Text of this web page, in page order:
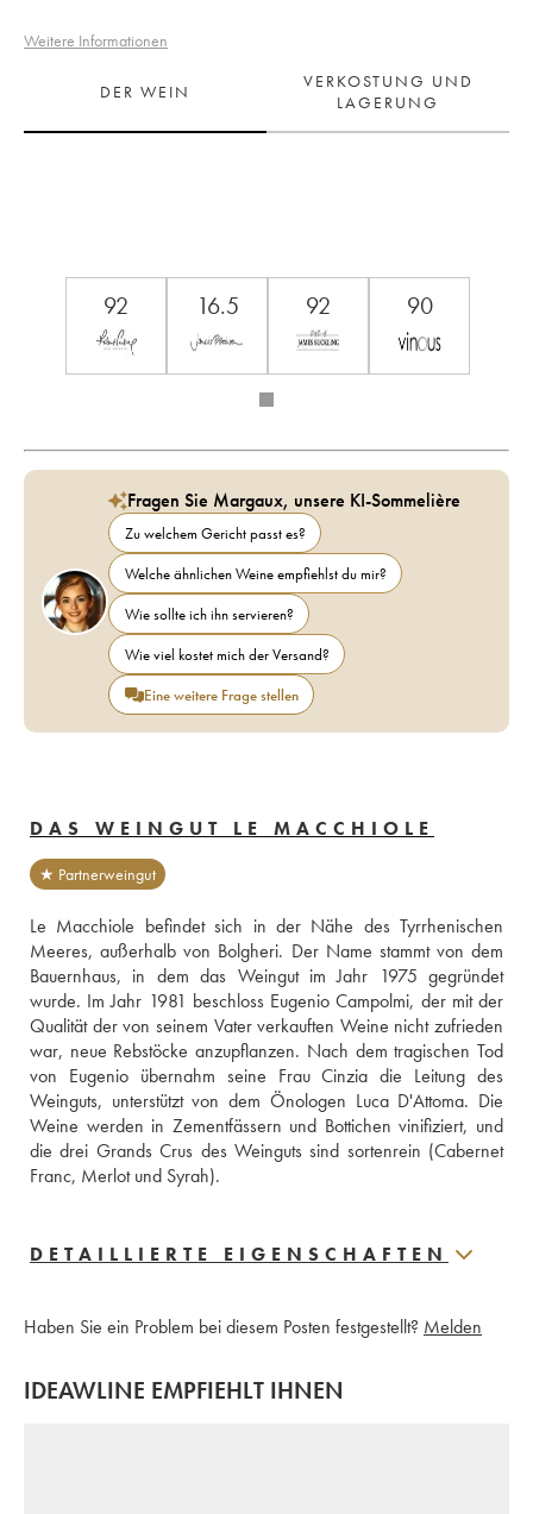
Weitere Informationen
DER WEIN
VERKOSTUNG UND
LAGERUNG
92 16.5 92 90
Fragen Sie Margaux, unsere KI-Sommelière
Zu welchem Gericht passt es?
Welche ähnlichen Weine empfiehlst du mir?
Wie sollte ich ihn servieren?
Wie viel kostet mich der Versand?
Eine weitere Frage stellen
DAS WEINGUT LE MACCHIOLE
★ Partnerweingut
Le Macchiole befindet sich in der Nähe des Tyrrhenischen
Meeres, außerhalb von Bolgheri. Der Name stammt von dem
Bauernhaus, in dem das Weingut im Jahr 1975 gegründet
wurde. Im Jahr 1981 beschloss Eugenio Campolmi, der mit der
Qualität der von seinem Vater verkauften Weine nicht zufrieden
war, neue Rebstöcke anzupflanzen. Nach dem tragischen Tod
von Eugenio übernahm seine Frau Cinzia die Leitung des
Weinguts, unterstützt von dem Önologen Luca D'Attoma. Die
Weine werden in Zementfässern und Bottichen vinifiziert, und
die drei Grands Crus des Weinguts sind sortenrein (Cabernet
Franc, Merlot und Syrah).
DETAILLIERTE EIGENSCHAFTEN
Haben Sie ein Problem bei diesem Posten festgestellt? Melden
IDEAWLINE EMPFIEHLT IHNEN